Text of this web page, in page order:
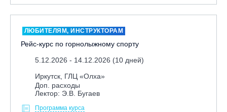
ЛЮБИТЕЛЯМ, ИНСТРУКТОРАМ
Рейс-курс по горнолыжному спорту
5.12.2026 - 14.12.2026 (10 дней)
Иркутск, ГЛЦ «Олха»
Доп. расходы
Лектор: Э.В. Бугаев
Программа курса